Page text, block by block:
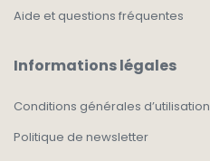
Aide et questions fréquentes
Informations légales
Conditions générales d’utilisation
Politique de newsletter